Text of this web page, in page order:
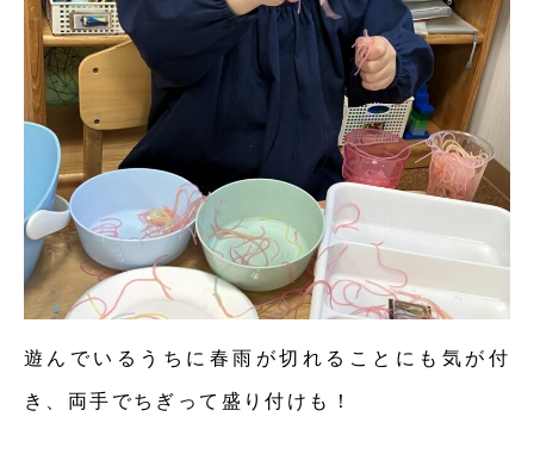
遊んでいるうちに春雨が切れることにも気が付
き、両手でちぎって盛り付けも！